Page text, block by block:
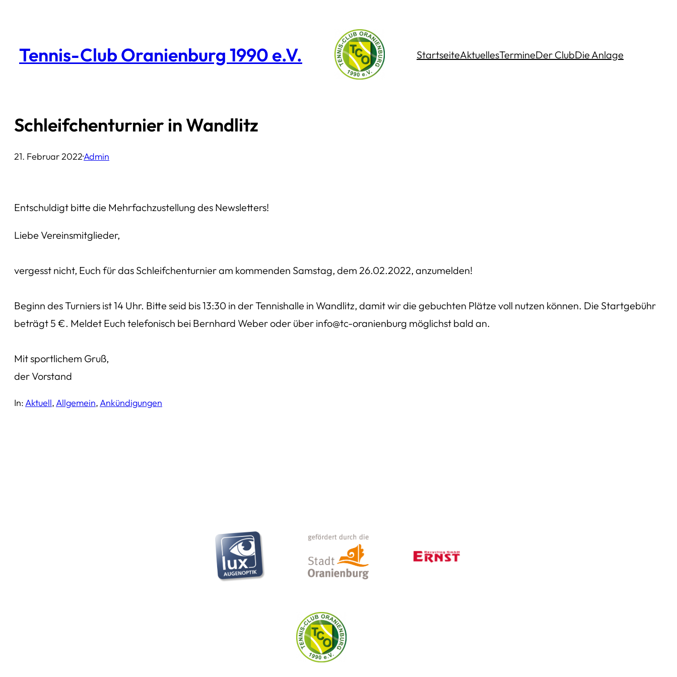
springen
Tennis-Club Oranienburg 1990 e.V. StartseiteAktuellesTermineDer ClubDie Anlage
Schleifchenturnier in Wandlitz
21. Februar 2022·Admin
Entschuldigt bitte die Mehrfachzustellung des Newsletters!
Liebe Vereinsmitglieder,
vergesst nicht, Euch für das Schleifchenturnier am kommenden Samstag, dem 26.02.2022, anzumelden!
Beginn des Turniers ist 14 Uhr. Bitte seid bis 13:30 in der Tennishalle in Wandlitz, damit wir die gebuchten Plätze voll nutzen können. Die Startgebühr
beträgt 5 €. Meldet Euch telefonisch bei Bernhard Weber oder über info@tc-oranienburg möglichst bald an.
Mit sportlichem Gruß,
der Vorstand
In:Aktuell, Allgemein, Ankündigungen